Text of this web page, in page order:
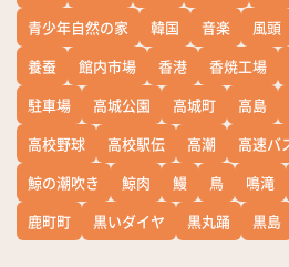
青少年自然の家
韓国 音楽 風頭
養蚕
館内市場 香港 香焼工場
駐車場
高城公園 高城町 高島
高校野球
高校駅伝 高潮 高速バ
鯨の潮吹き
鯨肉 鰻 鳥 鳴滝
鹿町町
黒いダイヤ 黒丸踊 黒島